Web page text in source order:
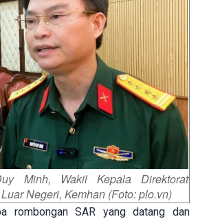
Minh, Wakil Kepala Direktorat
Negeri, Kemhan (Foto: plo.vn)
rombongan SAR yang datang dan